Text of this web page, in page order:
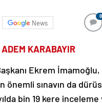
News
0
KARABAYIR
Ekrem İmamoğlu,
önemli sınavın da
bin 19 kere